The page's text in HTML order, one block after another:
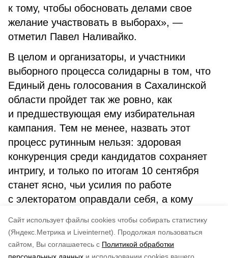
Cайт использует файлы cookies чтобы собирать статистику
(Яндекс.Метрика и Liveinternet).
Продолжая пользоваться
сайтом, Вы соглашаетесь с Политикой обработки
к тому, чтобы обосновать делами свое
желание участвовать в выборах», —
отметил Павел Наливайко.
В целом и организаторы, и участники
выборного процесса солидарны в том, что
Единый день голосования в Сахалинской
области пройдет так же ровно, как
и предшествующая ему избирательная
кампания. Тем не менее, назвать этот
процесс рутинным нельзя: здоровая
конкуренция среди кандидатов сохраняет
интригу, и только по итогам 10 сентября
станет ясно, чьи усилия по работе
с электоратом оправдали себя, а кому
кампании.